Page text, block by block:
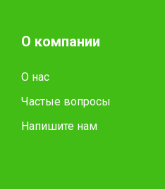
О компании
О нас
Частые вопросы
Напишите нам